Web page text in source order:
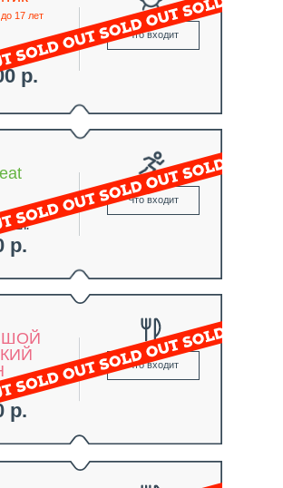
Что входит
р.
0 шт.
17 лет
0 шт.
р.
Что входит
0 шт.
р.
Что входит